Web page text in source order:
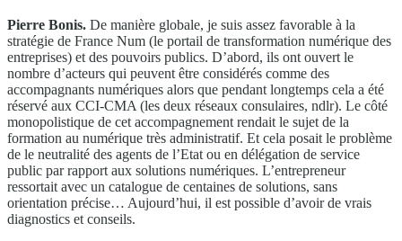
Pierre Bonis. De manière globale, je suis assez favorable à la
stratégie de France Num (le portail de transformation numérique des
entreprises) et des pouvoirs publics. D’abord, ils ont ouvert le
nombre d’acteurs qui peuvent être considérés comme des
accompagnants numériques alors que pendant longtemps cela a été
réservé aux CCI-CMA (les deux réseaux consulaires, ndlr). Le côté
monopolistique de cet accompagnement rendait le sujet de la
formation au numérique très administratif. Et cela posait le problème
de le neutralité des agents de l’Etat ou en délégation de service
public par rapport aux solutions numériques. L’entrepreneur
ressortait avec un catalogue de centaines de solutions, sans
orientation précise… Aujourd’hui, il est possible d’avoir de vrais
diagnostics et conseils.